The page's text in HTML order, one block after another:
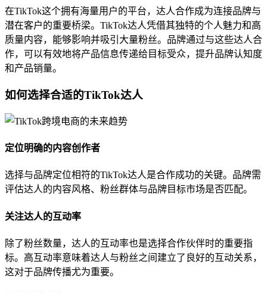
在TikTok这个拥有海量用户的平台，达人合作成为连接品牌与
潜在客户的重要桥梁。TikTok达人凭借其独特的个人魅力和高
质量内容，能够影响并吸引大量粉丝。品牌通过与这些达人合
作，可以有效地将产品信息传递给目标受众，提升品牌认知度
和产品销量。
如何选择合适的TikTok达人
定位明确的内容创作者
选择与品牌定位相符的TikTok达人是合作成功的关键。品牌需
评估达人的内容风格、粉丝群体与品牌目标市场是否匹配。
关注达人的互动率
除了粉丝数量，达人的互动率也是选择合作伙伴时的重要指
标。高互动率意味着达人与粉丝之间建立了良好的互动关系，
这对于品牌传播尤为重要。